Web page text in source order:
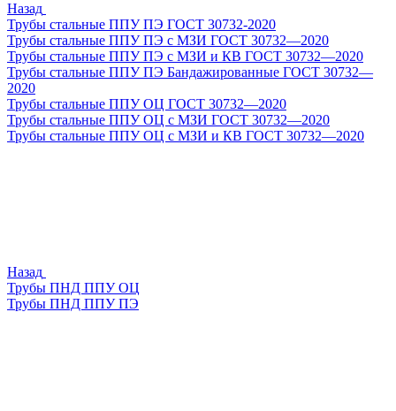
Назад
Трубы стальные ППУ ПЭ ГОСТ 30732-2020
Трубы стальные ППУ ПЭ с МЗИ ГОСТ 30732—2020
Трубы стальные ППУ ПЭ с МЗИ и КВ ГОСТ 30732—2020
Трубы стальные ППУ ПЭ Бандажированные ГОСТ 30732—
2020
Трубы стальные ППУ ОЦ ГОСТ 30732—2020
Трубы стальные ППУ ОЦ с МЗИ ГОСТ 30732—2020
Трубы стальные ППУ ОЦ с МЗИ и КВ ГОСТ 30732—2020
Назад
Трубы ПНД ППУ ОЦ
Трубы ПНД ППУ ПЭ